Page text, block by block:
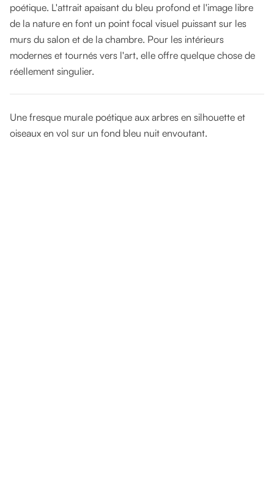
poétique. L'attrait apaisant du bleu profond et l'image libre
de la nature en font un point focal visuel puissant sur les
murs du salon et de la chambre. Pour les intérieurs
modernes et tournés vers l'art, elle offre quelque chose de
réellement singulier.
Une fresque murale poétique aux arbres en silhouette et
oiseaux en vol sur un fond bleu nuit envoutant.